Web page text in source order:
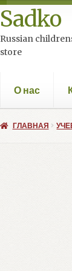
Перейти
к
навигации
Перейти
к
содержимому
Sadko
Russian
store
О нас
ГЛАВНАЯ